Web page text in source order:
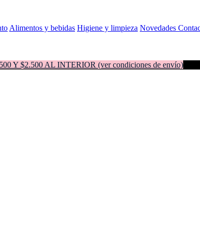
Alimentos y bebidas Higiene y limpieza Novedades
Y $2.500 AL INTERIOR (ver condiciones de envío)